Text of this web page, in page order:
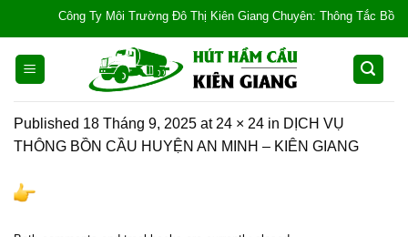
content
Công Ty Môi Trường Đô Thị Kiên Giang Chuyên: Thông Tắc Bồn
Published 18 Tháng 9, 2025 at 24 × 24 in DỊCH VỤ
THÔNG BỒN CẦU HUYỆN AN MINH – KIÊN GIANG